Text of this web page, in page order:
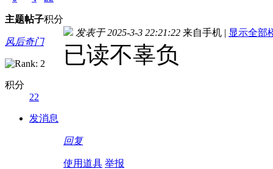
主题帖子积分
风后奇门
积分
22
发消息
发表于 2025-3-3 22:21:22 来自手机 | 显示全部
已读不辜负
回复
使用道具 举报